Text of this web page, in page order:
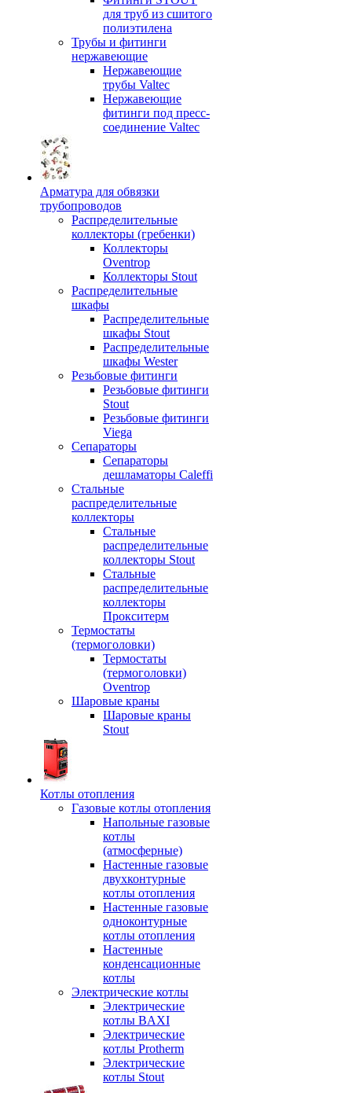
для труб из сшитого
полиэтилена
Трубы и фитинги
нержавеющие
Нержавеющие
трубы Valtec
Нержавеющие
фитинги под пресс-
соединение Valtec
Арматура для обвязки
трубопроводов
Распределительные
коллекторы (гребенки)
Коллекторы
Oventrop
Коллекторы Stout
Распределительные
шкафы
Распределительные
шкафы Stout
Распределительные
шкафы Wester
Резьбовые фитинги
Резьбовые фитинги
Stout
Резьбовые фитинги
Viega
Сепараторы
Сепараторы
дешламаторы Caleffi
Стальные
распределительные
коллекторы
Стальные
распределительные
коллекторы Stout
Стальные
распределительные
коллекторы
Прокситерм
Термостаты
(термоголовки)
Термостаты
(термоголовки)
Oventrop
Шаровые краны
Шаровые краны
Stout
Котлы отопления
Газовые котлы отопления
Напольные газовые
котлы
(атмосферные)
Настенные газовые
двухконтурные
котлы отопления
Настенные газовые
одноконтурные
котлы отопления
Настенные
конденсационные
котлы
Электрические котлы
Электрические
котлы BAXI
Электрические
котлы Protherm
Электрические
котлы Stout